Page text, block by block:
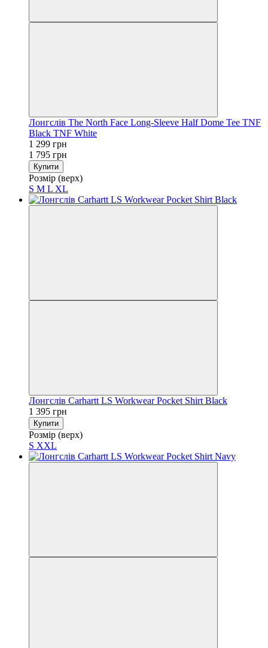
Лонгслів The North Face Long-Sleeve Half Dome Tee TNF
Black TNF White
1 299 грн
1 795 грн
Купити
Розмір (верх)
S M L XL
Лонгслів Carhartt LS Workwear Pocket Shirt Black
1 395 грн
Купити
Розмір (верх)
S XXL